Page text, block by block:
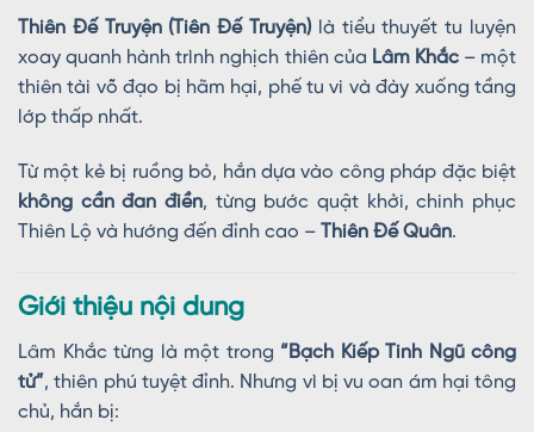
Thiên Đế Truyện (Tiên Đế Truyện)là tiểu thuyết tu luyện
xoay quanh hành trình nghịch thiên của Lâm Khắc– một
thiên tài võ đạo bị hãm hại, phế tu vi và đày xuống tầng
lớp thấp nhất.
Từ một kẻ bị ruồng bỏ, hắn dựa vào công pháp đặc biệt
không cần đan điền, từng bước quật khởi, chinh phục
Thiên Lộ và hướng đến đỉnh cao – Thiên Đế Quân.
Giới thiệu nội dung
Lâm Khắc từng là một trong “Bạch Kiếp Tinh Ngũ công
tử”, thiên phú tuyệt đỉnh. Nhưng vì bị vu oan ám hại tông
chủ, hắn bị: